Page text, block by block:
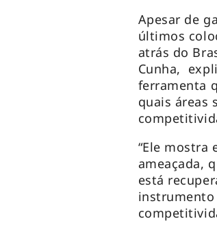
Apesar de
últimos
atrás do
Cunha,
ferramenta
quais áreas
“Ele mostra
ameaçada,
está
instrumento